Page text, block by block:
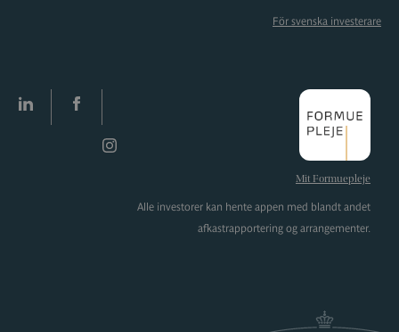
För svenska investerare
Mit Formuepleje
Alle investorer kan hente appen med blandt andet
afkastrapportering og arrangementer.